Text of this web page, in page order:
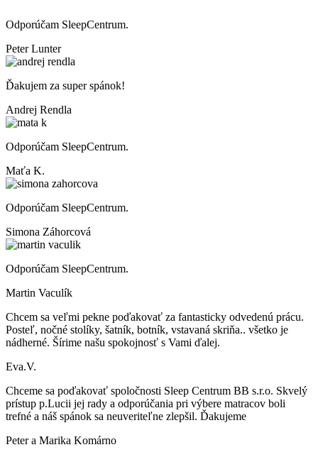
Odporúčam SleepCentrum.
Peter Lunter
Ďakujem za super spánok!
Andrej Rendla
Odporúčam SleepCentrum.
Maťa K.
Odporúčam SleepCentrum.
Simona Záhorcová
Odporúčam SleepCentrum.
Martin Vaculík
Chcem sa veľmi pekne poďakovať za fantasticky odvedenú prácu.
Posteľ, nočné stolíky, šatník, botník, vstavaná skriňa.. všetko je
nádherné. Šírime našu spokojnosť s Vami ďalej.
Eva.V.
Chceme sa poďakovať spoločnosti Sleep Centrum BB s.r.o. Skvelý
prístup p.Lucii jej rady a odporúčania pri výbere matracov boli
trefné a náš spánok sa neuveriteľne zlepšil. Ďakujeme
Peter a Marika Komárno